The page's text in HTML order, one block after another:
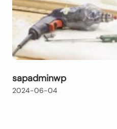
sapadminwp
2024-06-04